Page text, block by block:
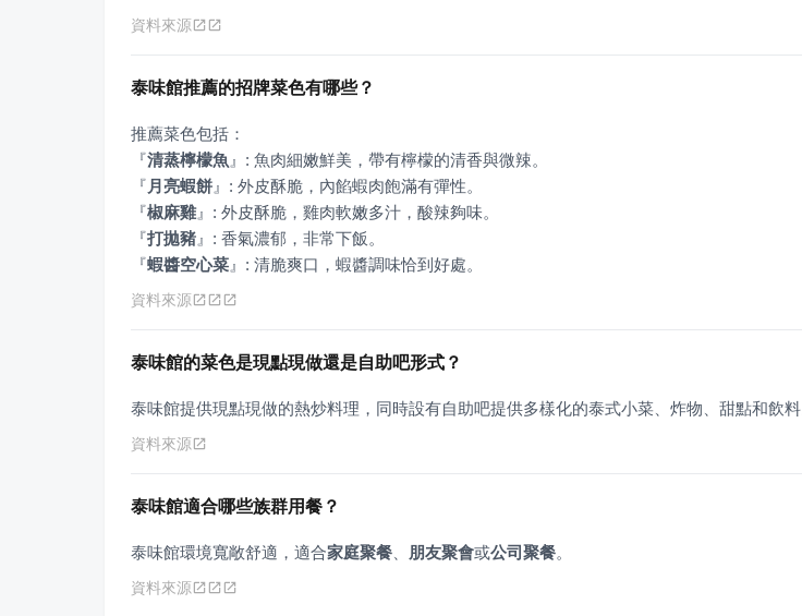
資料來源
泰味館推薦的招牌菜色有哪些？
『清蒸檸檬魚 』
『 月亮蝦餅 』
『椒麻雞』
『打拋豬 』
『蝦醬空心菜 』 : 清脆爽口，蝦醬調味恰到好處。
資料來源
泰味館的菜色是現點現做還是自助吧形式？
泰味館提供現點現做的熱炒料理，同時設有自助吧提供多樣化的泰式小菜、炸物、甜點和飲料
資料來源
泰味館適合哪些族群用餐？
泰味館環境寬敞舒適，適合家庭聚餐 朋友聚會或公司聚餐。
資料來源